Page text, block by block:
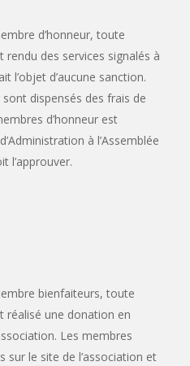
d’honneur, toute
rendu des services signalés à
l’objet d’aucune sanction.
dispensés des frais de
d’honneur est
à l’Assemblée
l’approuver.
bienfaiteurs, toute
réalisé une donation en
Les membres
sur le site de l’association et